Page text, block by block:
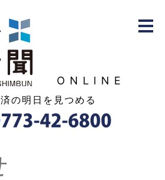
ONLINE
の明日を見つめる